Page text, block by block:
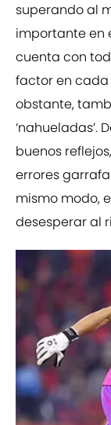
superando al
importante en
cuenta con
factor en cada
obstante,
‘nahueladas’.
buenos
errores
mismo modo,
desesperar al